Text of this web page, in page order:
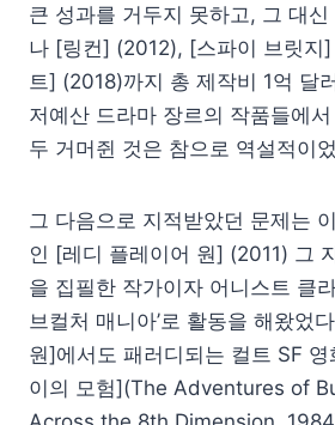
큰 성과를 거두지 못하고, 그 대
나 [링컨] (2012), [스파이 브릿지
트] (2018)까지 총 제작비 1억 달
저예산 드라마 장르의 작품들에
두 거머쥔 것은 참으로 역설적이
그 다음으로 지적받았던 문제는
인 [레디 플레이어 원] (2011) 그
을 집필한 작가이자 어니스트 클
브컬처 매니아’로 활동을 해왔었
원]에서도 패러디되는 컬트 SF
이의 모험](The Adventures of